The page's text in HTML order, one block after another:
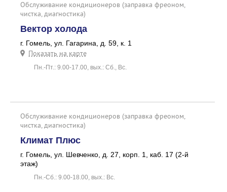
Обслуживание кондиционеров (заправка фреоном,
чистка, диагностика)
Вектор холода
г. Гомель, ул. Гагарина, д. 59, к. 1
Показать на карте
Пн.-Пт.: 9.00-17.00, вых.: Сб., Вс.
Обслуживание кондиционеров (заправка фреоном,
чистка, диагностика)
Климат Плюс
г. Гомель, ул. Шевченко, д. 27, корп. 1, каб. 17 (2-й
этаж)
Пн.-Сб.: 9.00-18.00, вых.: Вс.